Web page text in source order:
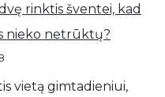
rinktis šventei, kad
nieko netrūktų?
vietą gimtadieniui,